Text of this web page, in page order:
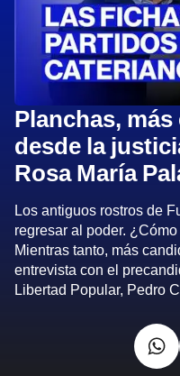
Planchas,
desde la
Rosa María
Los antiguos rostros de
regresar al poder.
Mientras tanto, más
entrevista con el
Libertad Popular, Pedro